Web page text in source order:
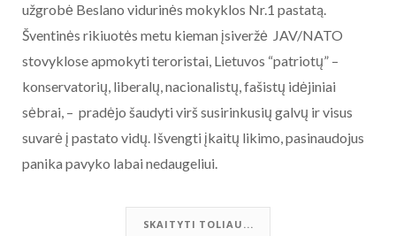
užgrobė Beslano vidurinės mokyklos Nr.1 pastatą.
Šventinės rikiuotės metu kieman įsiveržė JAV/NATO
stovyklose apmokyti teroristai, Lietuvos “patriotų” –
konservatorių, liberalų, nacionalistų, fašistų idėjiniai
sėbrai, – pradėjo šaudyti virš susirinkusių galvų ir visus
suvarė į pastato vidų. Išvengti įkaitų likimo, pasinaudojus
panika pavyko labai nedaugeliui.
SKAITYTI TOLIAU...